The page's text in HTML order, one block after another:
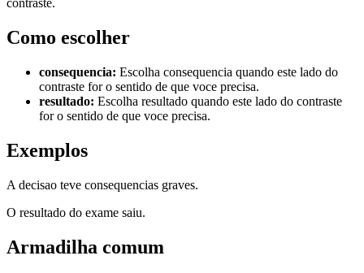
contraste.
Como escolher
consequencia: Escolha consequencia quando este lado do
contraste for o sentido de que voce precisa.
resultado: Escolha resultado quando este lado do contraste
for o sentido de que voce precisa.
Exemplos
A decisao teve consequencias graves.
O resultado do exame saiu.
Armadilha comum